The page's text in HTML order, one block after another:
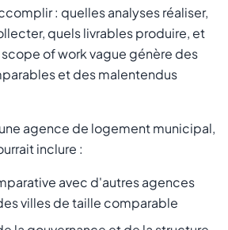
: quelles analyses réaliser,
quels livrables produire, et
of work vague génère des
et des malentendus
agence de logement municipal,
inclure :
avec d'autres agences
villes de taille comparable